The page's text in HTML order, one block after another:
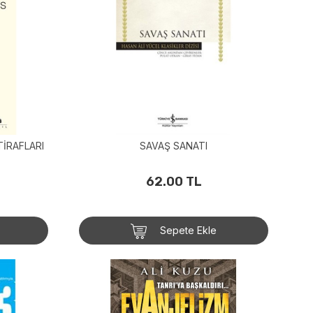
SAVAŞ SANATI
62.00 TL
Sepete Ekle